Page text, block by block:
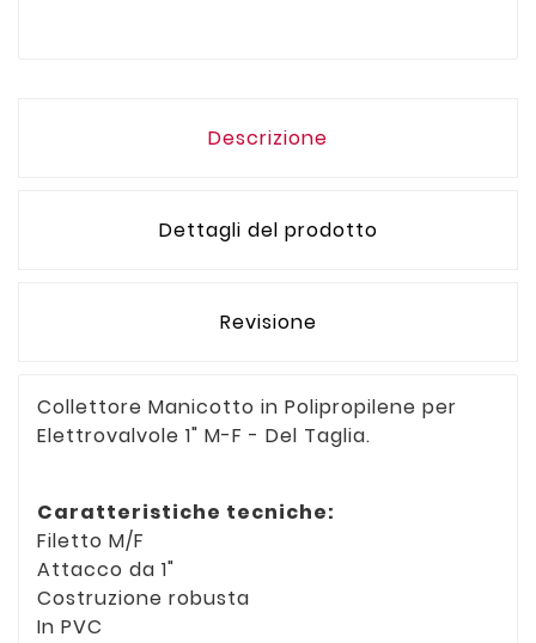
Descrizione
Dettagli del prodotto
Revisione
Collettore Manicotto in Polipropilene per
Elettrovalvole 1" M-F - Del Taglia.
Caratteristiche tecniche:
Filetto M/F
Attacco da 1"
Costruzione robusta
In PVC